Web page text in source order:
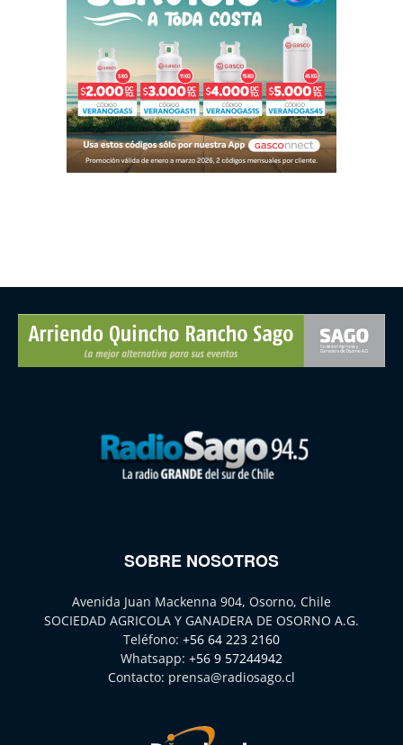
SOBRE NOSOTROS
Avenida Juan Mackenna 904, Osorno, Chile
SOCIEDAD AGRICOLA Y GANADERA DE OSORNO A.G.
Teléfono: +56 64 223 2160
Whatsapp: +56 9 57244942
Contacto: prensa@radiosago.cl